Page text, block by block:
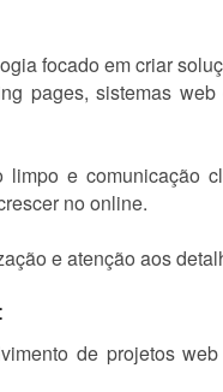
focado em criar
pages, sistemas
e comunicação
no online.
e atenção aos
de projetos